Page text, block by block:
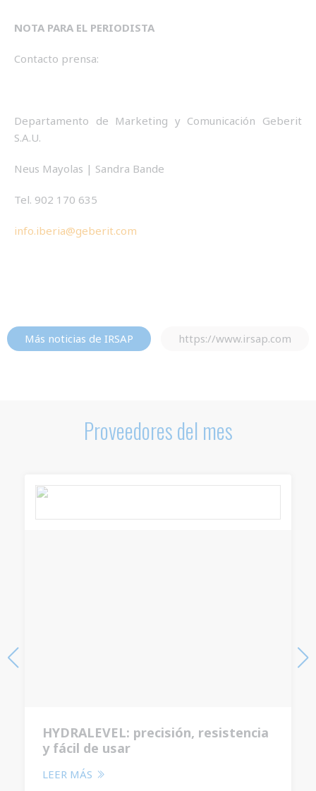
NOTA PARA EL PERIODISTA
Contacto prensa:
Departamento de Marketing y Comunicación Geberit
S.A.U.
Neus Mayolas | Sandra Bande
Tel. 902 170 635
info.iberia@geberit.com
Más noticias de IRSAP https://www.irsap.com
Proveedores del mes
HYDRALEVEL: precisión, resistencia
y fácil de usar
LEER MÁS